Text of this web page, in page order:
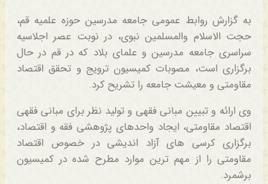
به گزارش روابط عمومی جامعه مدرسین حوزه علمیه قم،
حجت الاسلام والمسلمین نبوی، در نوبت عصر اجلاسیه
سراسری جامعه مدرسین و علمای بلاد که در قم در حال
برگزاری است، مصوبات کمیسیون ترویج و تحقق اقتصاد
مقاومتی و معیشت جامعه را تشریح کرد.
وی ارائه و تبیین مبانی فقهی و تولید نظر برای مبانی فقهی
اقتصاد مقاومتی، ایجاد واحدهای پژوهشی فقه و اقتصاد،
برگزاری کرسی های آزاد اندیشی در خصوص اقتصاد
مقاومتی را از مهم ترین موارد مطرح شده در کمیسیون
برشمرد.